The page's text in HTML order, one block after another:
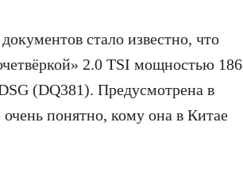
стало известно, что
2.0 TSI мощностью 186
(DQ381). Предусмотрена в
понятно, кому она в Китае